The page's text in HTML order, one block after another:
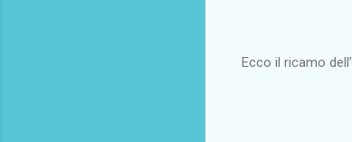
Ecco il ricamo